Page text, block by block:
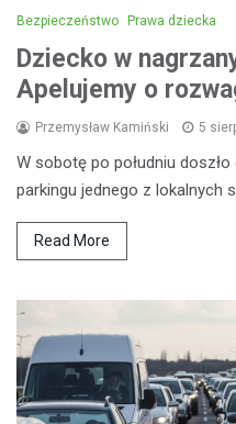
Bezpieczeństwo Prawa dziecka
Dziecko w
Apelujemy o
Przemysław Kamiński 5
W sobotę po południu
parkingu jednego z lokalnych
Read More